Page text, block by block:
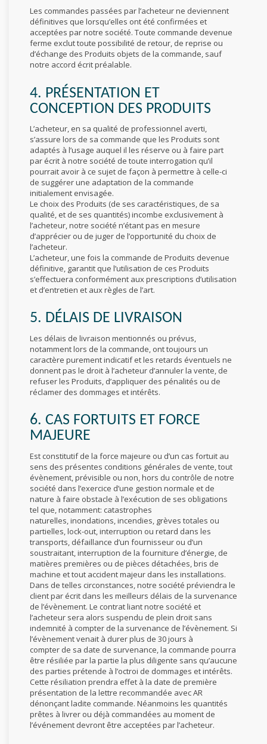
Les commandes passées par l’acheteur ne deviennent
définitives que lorsqu’elles ont été confirmées et
acceptées par notre société. Toute commande devenue
ferme exclut toute possibilité de retour, de reprise ou
d’échange des Produits objets de la commande, sauf
notre accord écrit préalable.
4. PRÉSENTATION ET
CONCEPTION DES PRODUITS
L’acheteur, en sa qualité de professionnel averti,
s’assure lors de sa commande que les Produits sont
adaptés à l’usage auquel il les réserve ou à faire part
par écrit à notre société de toute interrogation qu’il
pourrait avoir à ce sujet de façon à permettre à celle-ci
de suggérer une adaptation de la commande
initialement envisagée.
Le choix des Produits (de ses caractéristiques, de sa
qualité, et de ses quantités) incombe exclusivement à
l’acheteur, notre société n’étant pas en mesure
d’apprécier ou de juger de l’opportunité du choix de
l’acheteur.
L’acheteur, une fois la commande de Produits devenue
définitive, garantit que l’utilisation de ces Produits
s’effectuera conformément aux prescriptions d’utilisation
et d’entretien et aux règles de l’art.
5. DÉLAIS DE LIVRAISON
Les délais de livraison mentionnés ou prévus,
notamment lors de la commande, ont toujours un
caractère purement indicatif et les retards éventuels ne
donnent pas le droit à l’acheteur d’annuler la vente, de
refuser les Produits, d’appliquer des pénalités ou de
réclamer des dommages et intérêts.
6. CAS FORTUITS ET FORCE
MAJEURE
Est constitutif de la force majeure ou d’un cas fortuit au
sens des présentes conditions générales de vente, tout
évènement, prévisible ou non, hors du contrôle de notre
société dans l’exercice d’une gestion normale et de
nature à faire obstacle à l’exécution de ses obligations
tel que, notamment: catastrophes
naturelles, inondations, incendies, grèves totales ou
partielles, lock-out, interruption ou retard dans les
transports, défaillance d’un fournisseur ou d’un
soustraitant, interruption de la fourniture d’énergie, de
matières premières ou de pièces détachées, bris de
machine et tout accident majeur dans les installations.
Dans de telles circonstances, notre société préviendra le
client par écrit dans les meilleurs délais de la survenance
de l’évènement. Le contrat liant notre société et
l’acheteur sera alors suspendu de plein droit sans
indemnité à compter de la survenance de l’évènement. Si
l’évènement venait à durer plus de 30 jours à
compter de sa date de survenance, la commande pourra
être résiliée par la partie la plus diligente sans qu’aucune
des parties prétende à l’octroi de dommages et intérêts.
Cette résiliation prendra effet à la date de première
présentation de la lettre recommandée avec AR
dénonçant ladite commande. Néanmoins les quantités
prêtes à livrer ou déjà commandées au moment de
l’événement devront être acceptées par l’acheteur.